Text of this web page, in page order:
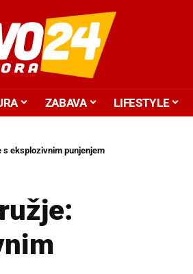
ZABAVA LIFESTYLE
s eksplozivnim punjenjem